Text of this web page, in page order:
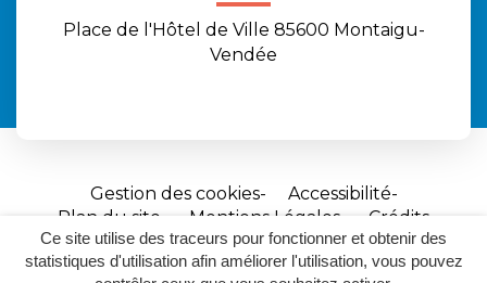
Ce site utilise des traceurs pour fonctionner et obtenir des
statistiques d'utilisation afin améliorer l'utilisation, vous pouvez
Place de l'Hôtel de Ville 85600 Montaigu-
Vendée
Gestion des cookies
Accessibilité
Plan du site
Mentions Légales
Crédits
Site